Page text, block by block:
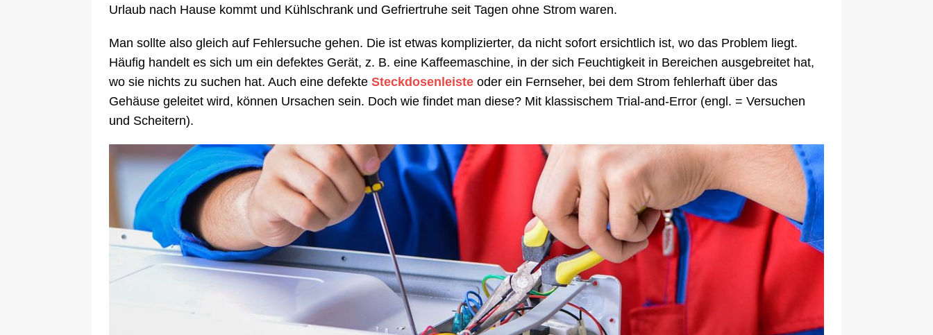
Urlaub nach Hause kommt und Kühlschrank und Gefriertruhe seit Tagen ohne Strom waren.
Man sollte also gleich auf Fehlersuche gehen. Die ist etwas komplizierter, da nicht sofort ersichtlich ist, wo das Problem liegt.
Häufig handelt es sich um ein defektes Gerät, z. B. eine Kaffeemaschine, in der sich Feuchtigkeit in Bereichen ausgebreitet hat,
wo sie nichts zu suchen hat. Auch eine defekte Steckdosenleiste oder ein Fernseher, bei dem Strom fehlerhaft über das
Gehäuse geleitet wird, können Ursachen sein. Doch wie findet man diese? Mit klassischem Trial-and-Error (engl. = Versuchen
und Scheitern).